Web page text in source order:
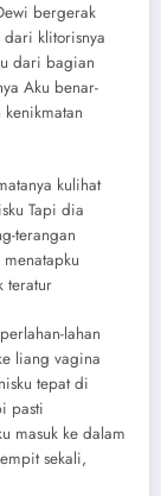
bergerak
klitorisnya
dari bagian
Aku benar-
kulihat
Tapi dia
terangan
teratur
lahan
liang vagina
tepat di
pasti
masuk ke dalam
sekali,